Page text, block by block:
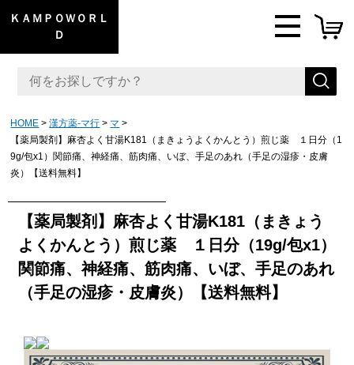
ＫＡＭＰＯＷＯＲＬ
Ｄ
HOME 漢方薬-マ行
マ
【薬局製剤】麻杏よく甘湯K181（まきょうよくかんとう）煎じ薬 １日分（1
9g/包x1）関節痛、神経痛、筋肉痛、いぼ、手足のあれ（手足の湿疹・皮膚
炎）【送料無料】
【薬局製剤】麻杏よく甘湯K181（まきょう
よくかんとう）煎じ薬 １日分（19g/包x1）
関節痛、神経痛、筋肉痛、いぼ、手足のあれ
（手足の湿疹・皮膚炎）【送料無料】